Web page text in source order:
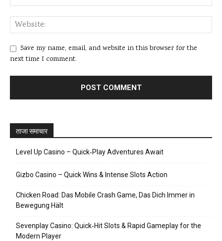
Save my name, email, and website in this browser for the
next time I comment.
ताजा समाचार
Level Up Casino – Quick‑Play Adventures Await
Gizbo Casino – Quick Wins & Intense Slots Action
Chicken Road: Das Mobile Crash Game, Das Dich Immer in
Bewegung Hält
Sevenplay Casino: Quick‑Hit Slots & Rapid Gameplay for the
Modern Player